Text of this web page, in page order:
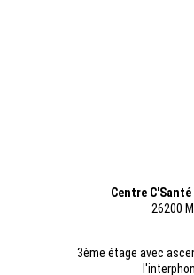
Centre C'Santé
26200
3ème étage avec